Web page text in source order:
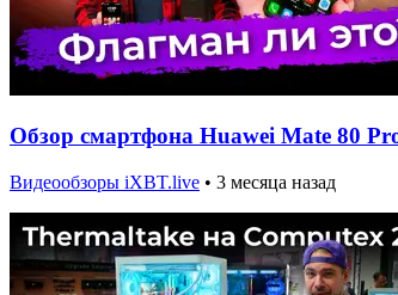
Обзор смартфона Huawei Mate 80
Видеообзоры iXBT.live • 3 месяца назад